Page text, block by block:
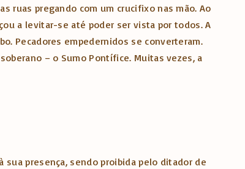
ruas pregando com um crucifixo nas mão. Ao
a levitar-se até poder ser vista por todos. A
Pecadores empedernidos se converteram.
– o Sumo Pontífice. Muitas vezes, a
sua presença, sendo proibida pelo ditador de